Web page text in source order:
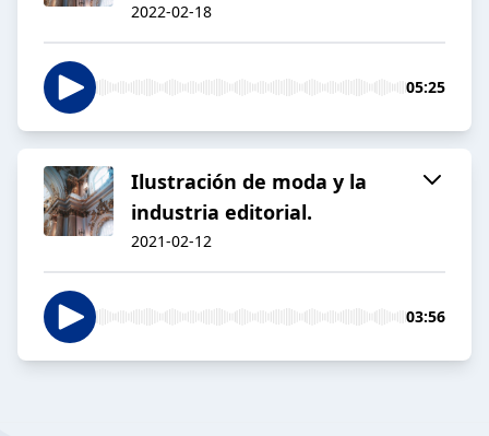
2022-02-18
05:25
Ilustración de moda y la
industria editorial.
2021-02-12
03:56